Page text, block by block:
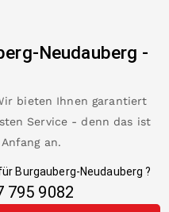
Neudauberg -
bieten Ihnen garantiert
Service - denn das ist
an.
Burgauberg-Neudauberg ?
795 9082